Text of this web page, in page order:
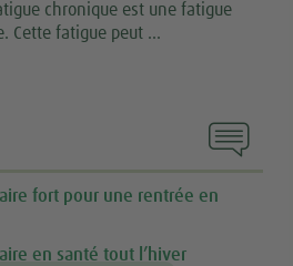
chronique est une fatigue
Cette fatigue peut ...

fort pour une rentrée en
en santé tout l’hiver